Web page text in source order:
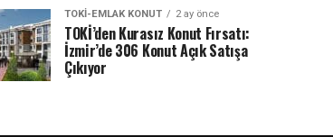
TOKI-EMLAK KONUT 2 ay önce
TOKİ’den Kurasız Konut Fırsatı:
İzmir’de 306 Konut Açık Satışa
Çıkıyor